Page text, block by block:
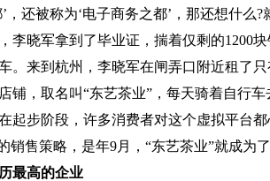
，还被称为‘电子商务之都’，那还想什么?
晓军拿到了毕业证，揣着仅剩的1200块
。来到杭州，李晓军在闸弄口附近租了
铺，取名叫“东艺茶业”，每天骑着自行
步阶段，许多消费者对这个虚拟平台都
销售策略，是年9月，“东艺茶业”就成为
最高的企业